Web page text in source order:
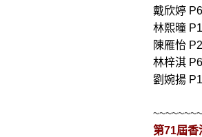
戴欣婷
林熙曈
陳雁怡
林梓淇
劉婉揚
第71屆香